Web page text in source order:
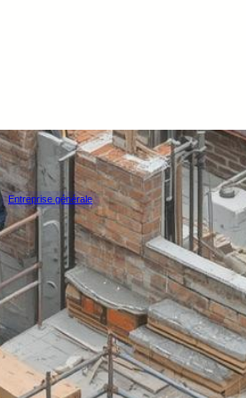
Entreprise générale
ALLIANCE
ANDERLUES